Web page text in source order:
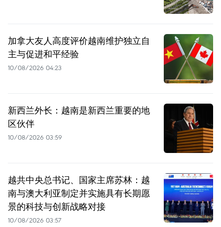
加拿大友人高度评价越南维护独立自
主与促进和平经验
10/08/2026 04:23
新西兰外长：越南是新西兰重要的地
区伙伴
10/08/2026 03:59
越共中央总书记、国家主席苏林：越
南与澳大利亚制定并实施具有长期愿
景的科技与创新战略对接
10/08/2026 03:57